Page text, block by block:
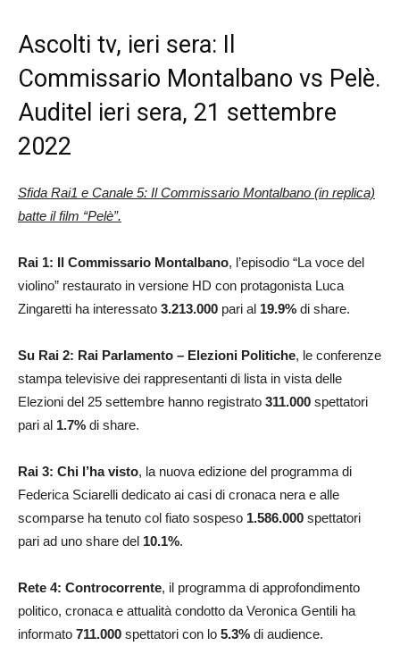
Ascolti tv, ieri sera: Il
Commissario Montalbano vs Pelè.
Auditel ieri sera, 21 settembre
2022
Sfida Rai1 e Canale 5: Il Commissario Montalbano (in replica)
batte il film “Pelè”.
Rai 1: Il Commissario Montalbano, l’episodio “La voce del
violino” restaurato in versione HD con protagonista Luca
Zingaretti ha interessato 3.213.000 pari al 19.9% di share.
Su Rai 2: Rai Parlamento – Elezioni Politiche, le conferenze
stampa televisive dei rappresentanti di lista in vista delle
Elezioni del 25 settembre hanno registrato 311.000 spettatori
pari al 1.7% di share.
Rai 3: Chi l’ha visto, la nuova edizione del programma di
Federica Sciarelli dedicato ai casi di cronaca nera e alle
scomparse ha tenuto col fiato sospeso 1.586.000 spettatori
pari ad uno share del 10.1%.
Rete 4: Controcorrente, il programma di approfondimento
politico, cronaca e attualità condotto da Veronica Gentili ha
informato 711.000 spettatori con lo 5.3% di audience.